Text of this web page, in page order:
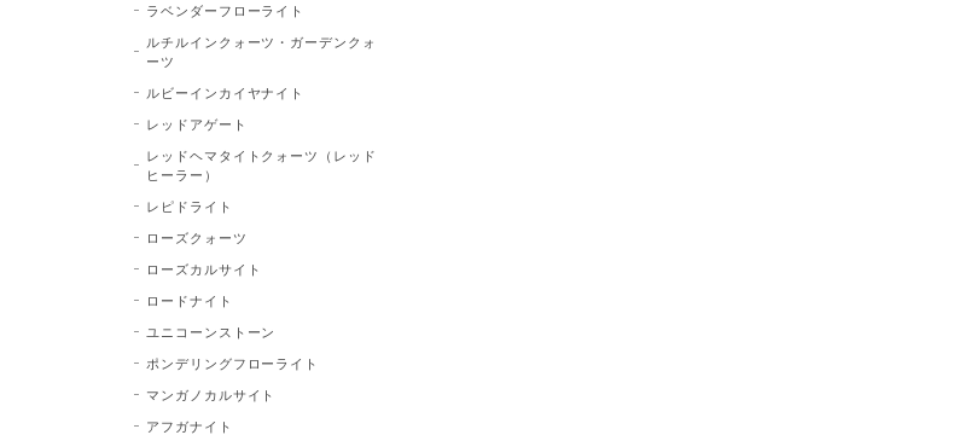
ラベンダーフローライト
ルチルインクォーツ・ガーデンクォ
ーツ
ルビーインカイヤナイト
レッドアゲート
レッドヘマタイトクォーツ（レッド
ヒーラー）
レピドライト
ローズクォーツ
ローズカルサイト
ロードナイト
ユニコーンストーン
ポンデリングフローライト
マンガノカルサイト
アフガナイト